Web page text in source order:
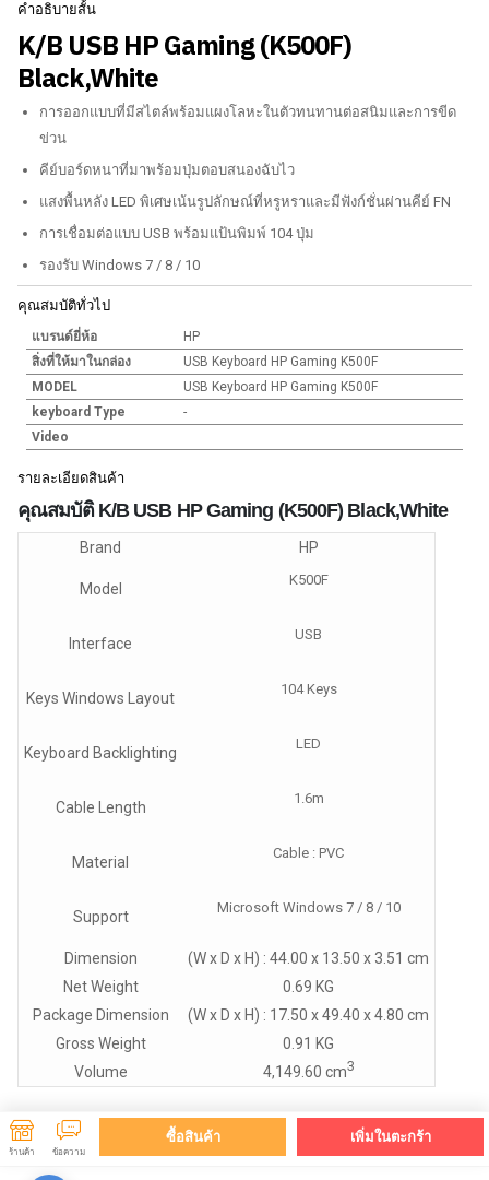
ร้านค้า ข้อความ
ซื้อสินค้า เพิ่มในตะกร้า
คำอธิบายสั้น
K/B USB HP Gaming (K500F)
Black,White
การออกแบบที่มีสไตล์พร้อมแผงโลหะในตัวทนทานต่อสนิมและการขีด
ข่วน
คีย์บอร์ดหนาที่มาพร้อมปุ่มตอบสนองฉับไว
แสงพื้นหลัง LED พิเศษเน้นรูปลักษณ์ที่หรูหราและมีฟังก์ชั่นผ่านคีย์ FN
การเชื่อมต่อแบบ USB พร้อมแป้นพิมพ์ 104 ปุ่ม
รองรับ Windows 7 / 8 / 10
คุณสมบัติทั่วไป
แบรนด์ยี่ห้อ
HP
สิ่งที่ให้มาในกล่อง
USB Keyboard HP Gaming K500F
MODEL
USB Keyboard HP Gaming K500F
keyboard Type
-
Video
รายละเอียดสินค้า
คุณสมบัติ K/B USB HP Gaming (K500F) Black,White
Brand HP
Model
K500F
Interface
USB
Keys Windows Layout
104 Keys
Keyboard Backlighting
LED
Cable Length
1.6m
Material
Cable : PVC
Support
Microsoft Windows 7 / 8 / 10
Dimension
(W x D x H) : 44.00 x 13.50 x 3.51 cm
Net Weight
0.69 KG
Package Dimension
(W x D x H) : 17.50 x 49.40 x 4.80 cm
Gross Weight
0.91 KG
Volume
4,149.60 cm3